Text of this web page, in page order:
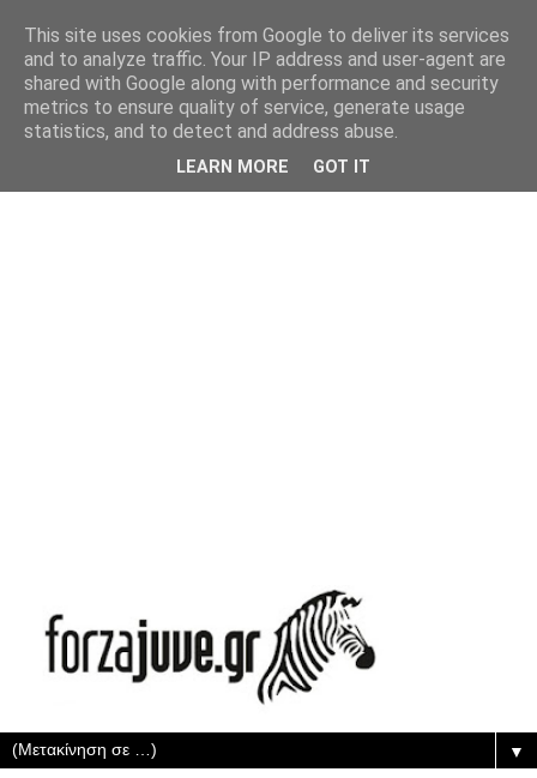
▼
This site uses cookies from Google to deliver its services
and to analyze traffic. Your IP address and user-agent are
shared with Google along with performance and security
metrics to ensure quality of service, generate usage
statistics, and to detect and address abuse.
LEARN MORE GOT IT